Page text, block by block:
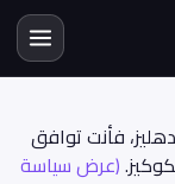
فأنت توافق
(عرض سياسة